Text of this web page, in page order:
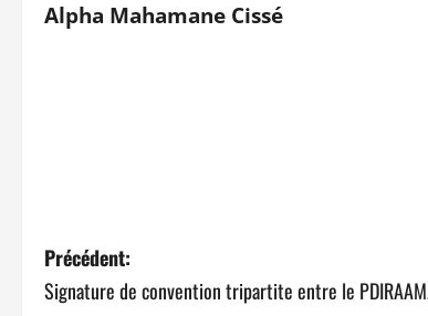
Alpha Mahamane Cissé
N
Précédent:
Signature de convention tripartite entre le